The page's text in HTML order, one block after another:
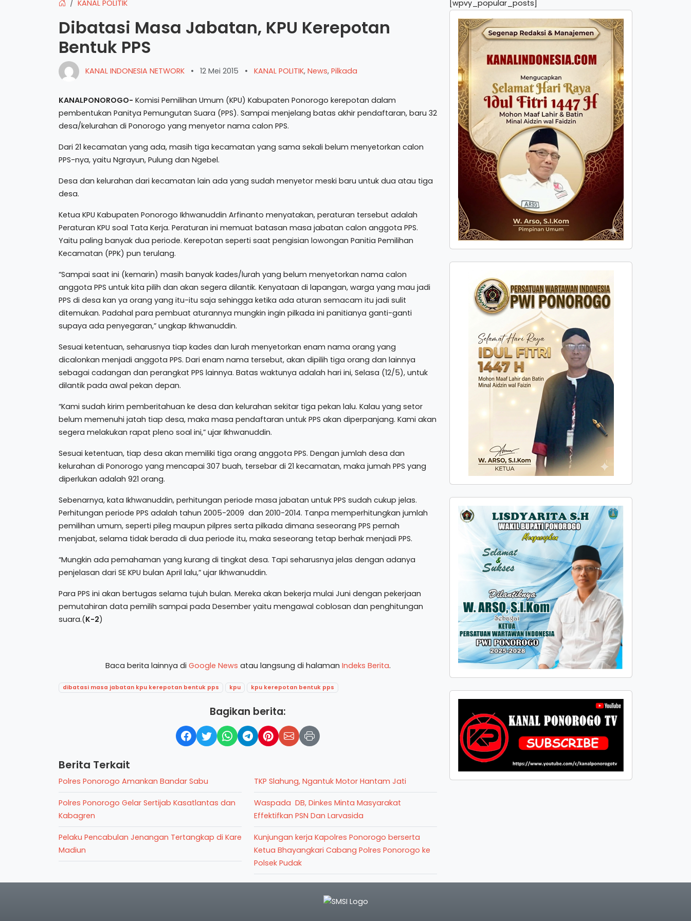
KANAL POLITIK
Dibatasi Masa Jabatan, KPU Kerepotan
Bentuk PPS
KANAL INDONESIA NETWORK • 12 Mei 2015 • KANAL POLITIK, News, Pilkada
KANALPONOROGO- Komisi Pemilihan Umum (KPU) Kabupaten Ponorogo kerepotan dalam
pembentukan Panitya Pemungutan Suara (PPS). Sampai menjelang batas akhir pendaftaran, baru 32
desa/kelurahan di Ponorogo yang menyetor nama calon PPS.
Dari 21 kecamatan yang ada, masih tiga kecamatan yang sama sekali belum menyetorkan calon
PPS-nya, yaitu Ngrayun, Pulung dan Ngebel.
Desa dan kelurahan dari kecamatan lain ada yang sudah menyetor meski baru untuk dua atau tiga
desa.
Ketua KPU Kabupaten Ponorogo Ikhwanuddin Arfinanto menyatakan, peraturan tersebut adalah
Peraturan KPU soal Tata Kerja. Peraturan ini memuat batasan masa jabatan calon anggota PPS.
Yaitu paling banyak dua periode. Kerepotan seperti saat pengisian lowongan Panitia Pemilihan
Kecamatan (PPK) pun terulang.
“Sampai saat ini (kemarin) masih banyak kades/lurah yang belum menyetorkan nama calon
anggota PPS untuk kita pilih dan akan segera dilantik. Kenyataan di lapangan, warga yang mau jadi
PPS di desa kan ya orang yang itu-itu saja sehingga ketika ada aturan semacam itu jadi sulit
ditemukan. Padahal para pembuat aturannya mungkin ingin pilkada ini panitianya ganti-ganti
supaya ada penyegaran,” ungkap Ikhwanuddin.
Sesuai ketentuan, seharusnya tiap kades dan lurah menyetorkan enam nama orang yang
dicalonkan menjadi anggota PPS. Dari enam nama tersebut, akan dipilih tiga orang dan lainnya
sebagai cadangan dan perangkat PPS lainnya. Batas waktunya adalah hari ini, Selasa (12/5), untuk
dilantik pada awal pekan depan.
“Kami sudah kirim pemberitahuan ke desa dan kelurahan sekitar tiga pekan lalu. Kalau yang setor
belum memenuhi jatah tiap desa, maka masa pendaftaran untuk PPS akan diperpanjang. Kami akan
segera melakukan rapat pleno soal ini,” ujar Ikhwanuddin.
Sesuai ketentuan, tiap desa akan memiliki tiga orang anggota PPS. Dengan jumlah desa dan
kelurahan di Ponorogo yang mencapai 307 buah, tersebar di 21 kecamatan, maka jumah PPS yang
diperlukan adalah 921 orang.
Sebenarnya, kata Ikhwanuddin, perhitungan periode masa jabatan untuk PPS sudah cukup jelas.
Perhitungan periode PPS adalah tahun 2005-2009 dan 2010-2014. Tanpa memperhitungkan jumlah
pemilihan umum, seperti pileg maupun pilpres serta pilkada dimana seseorang PPS pernah
menjabat, selama tidak berada di dua periode itu, maka seseorang tetap berhak menjadi PPS.
“Mungkin ada pemahaman yang kurang di tingkat desa. Tapi seharusnya jelas dengan adanya
penjelasan dari SE KPU bulan April lalu,” ujar Ikhwanuddin.
Para PPS ini akan bertugas selama tujuh bulan. Mereka akan bekerja mulai Juni dengan pekerjaan
pemutahiran data pemilih sampai pada Desember yaitu mengawal coblosan dan penghitungan
suara.(K-2)
Baca berita lainnya di Google News atau langsung di halaman Indeks Berita.
dibatasi masa jabatan kpu kerepotan bentuk pps kpu kpu kerepotan bentuk pps
Bagikan berita:
Berita Terkait
Polres Ponorogo Amankan Bandar Sabu
Polres Ponorogo Gelar Sertijab Kasatlantas dan
Kabagren
Pelaku Pencabulan Jenangan Tertangkap di Kare
Madiun
TKP Slahung, Ngantuk Motor Hantam Jati
Waspada DB, Dinkes Minta Masyarakat
Effektifkan PSN Dan Larvasida
Kunjungan kerja Kapolres Ponorogo berserta
Ketua Bhayangkari Cabang Polres Ponorogo ke
Polsek Pudak
[wpvy_popular_posts]